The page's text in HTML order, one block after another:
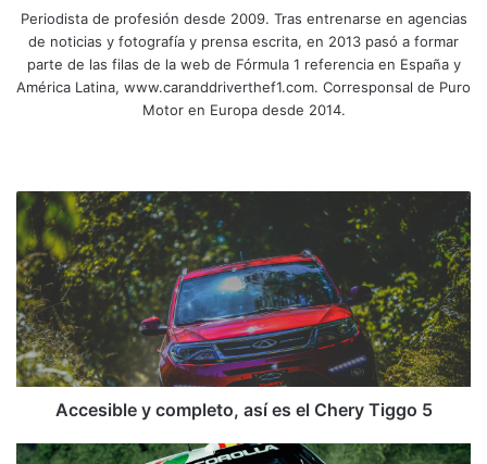
Periodista de profesión desde 2009. Tras entrenarse en agencias
de noticias y fotografía y prensa escrita, en 2013 pasó a formar
parte de las filas de la web de Fórmula 1 referencia en España y
América Latina, www.caranddriverthef1.com. Corresponsal de Puro
Motor en Europa desde 2014.
we
b
bo
ub
e
ra
A
c
c
e
s
i
b
l
e
o
Accesible y completo, así es el Chery Tiggo 5
C